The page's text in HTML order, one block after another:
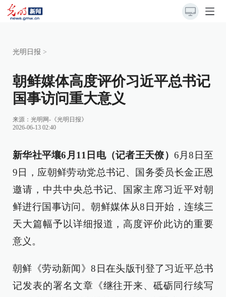
光明日报 >
朝鲜媒体高度评价习近平总书记
国事访问重大意义
来源： 光明网-《光明日报》
2026-06-13 02:40
新华社平壤6月11日电（记者王天僚） 6月8日至
9日，应朝鲜劳动党总书记、国务委员长金正恩
邀请，中共中央总书记、国家主席习近平对朝
鲜进行国事访问。朝鲜媒体从8日开始，连续三
天大篇幅予以详细报道，高度评价此访的重要
意义。
朝鲜《劳动新闻》8日在头版刊登了习近平总书
记发表的署名文章《继往开来、砥砺同行续写